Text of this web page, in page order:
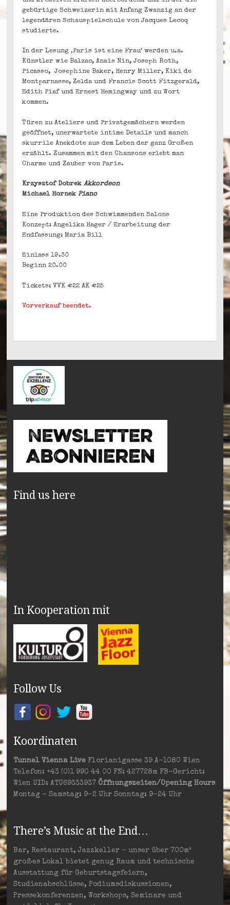
gebürtige Schweizerin mit Anfang Zwanzig an der
legendären Schauspielschule von Jacques Lecoq
studierte.
In der Lesung ‚Paris ist eine Frau‘ werden u.a.
Künstler wie Balzac, Anais Nin, Joseph Roth,
Picasso, Josephine Baker, Henry Miller, Kiki de
Montparnasse, Zelda und Francis Scott Fitzgerald,
Edith Piaf und Ernest Hemingway und zu Wort
kommen.
Türen zu Ateliers und Privatgemächern werden
geöffnet, unerwartete intime Details und manch
skurrile Anekdote aus dem Leben der ganz Großen
erzählt. Zusammen mit den Chansons erlebt man
Charme und Zauber von Paris.
Krzysztof Dobrek Akkordeon
Michael Hornek Piano
Eine Produktion des Schwimmenden Salons
Konzept: Angelika Hager / Erarbeitung der
Endfassung: Maria Bill
Einlass 19.30
Beginn 20.00
Tickets: VVK €22 AK €25
Vorverkauf beendet.
Find us here
In Kooperation mit
Follow Us
Koordinaten
Tunnel Vienna LiveFlorianigasse 39 A-1080 Wien
Telefon: +43 (0)1 990 44 00 FN: 427728m FB-Gericht:
Wien UID: ATU69333937 Öffnungszeiten/Opening Hours
Montag – Samstag: 9–2 Uhr Sonntag: 9–24 Uhr
There’s Music at the End…
Bar, Restaurant, Jazzkeller – unser über 700m²
großes Lokal bietet genug Raum und technische
Ausstattung für Geburtstagsfeiern,
Studienabschlüsse, Podiumsdiskussionen,
Pressekonferenzen, Workshops, Seminare und